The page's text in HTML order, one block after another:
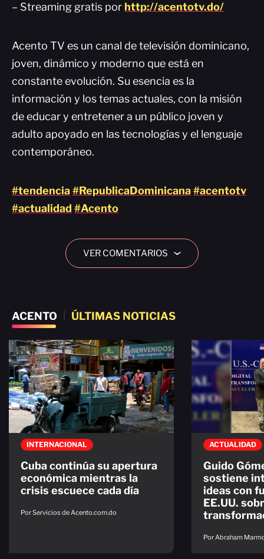
– Streaming gratis por http://acentotv.do/
Acento TV es un canal de televisión dominicano,
joven, dinámico y moderno que está en
constante evolución. Su esencia es la
información y los temas actuales, con la misión
de educar y entretener a un público joven y
adulto apoyado en las tecnologías y el lenguaje
contemporáneo.
#tendencia#RepublicaDominicana#acentotv
#actualidad #Acento
VER COMENTARIOS ›
ACENTO ÚLTIMAS NOTICIAS
INTERNACIONAL
Cuba continúa su apertura
económica mientras la
crisis escuece cada día
Por Servicios de Acento.com.do
ACTUALIDAD
Guido
sostiene
ideas con
EE.UU.
Por Abraham